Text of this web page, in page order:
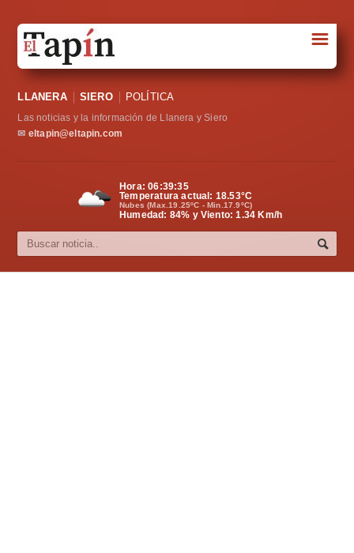
Sociedad
Política
Cultura
☰
LLANERA SIERO POLÍTICA
Las noticias y la información de Llanera y Siero
✉ eltapin@eltapin.com
Hora:06:39:35
Temperatura actual: 18.53°C
Nubes (Max.19.25ºC - Min.17.9ºC)
Humedad: 84% y Viento: 1.34 Km/h